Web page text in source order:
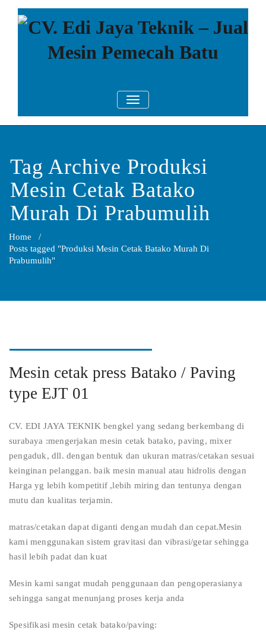
CV. Edi Jaya
Teknik – Jual
Pemecah Batu
TOGGLE NAVIGATION
Tag Archive Produksi
Mesin Cetak Batako
Murah Di Prabumulih
Home /
Posts tagged "Produksi Mesin Cetak Batako Murah Di
Prabumulih"
Mesin cetak press Batako / Paving
type EJT 01
CV. EDI JAYA TEKNIK bengkel yang sedang berkembang di
surabaya :mengerjakan mesin cetak batako, paving, mixer
pengaduk, dll. dengan bentuk dan ukuran matras/cetakan sesuai
keinginan pelanggan. baik mesin manual atau hidrolis dengan
Harga yg lebih kompetitif ,lebih miring dan tentunya dengan
mutu dan kualitas terjamin.
matras/cetakan dapat diganti dengan mudah dan cepat.Mesin
kami menggunakan sistem gravitasi dan vibrasi/getar sehingga
hasil lebih padat dan kuat
Mesin kami sangat mudah penggunaan dan pengoperasianya
sehingga sangat menunjang proses kerja anda
Spesifikasi mesin cetak batako/paving: